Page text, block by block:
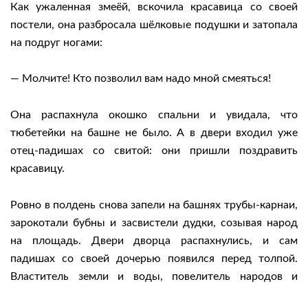
Как ужаленная змеёй, вскочила красавица со своей
постели, она разбросала шёлковые подушки и затопала
на подруг ногами:
— Молчите! Кто позволил вам надо мной смеяться!
Она распахнула окошко спальни и увидала, что
тюбетейки на башне не было. А в двери входил уже
отец-падишах со свитой: они пришли поздравить
красавицу.
Ровно в полдень снова запели на башнях трубы-карнаи,
зарокотали бубны и засвистели дудки, созывая народ
на площадь. Двери дворца распахнулись, и сам
падишах со своей дочерью появился перед толпой.
Властитель земли и воды, повелитель народов и